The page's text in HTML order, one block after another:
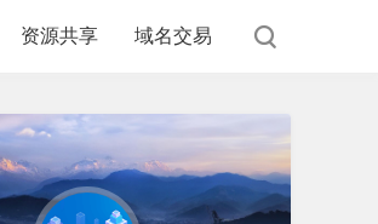
资源共享 域名交易